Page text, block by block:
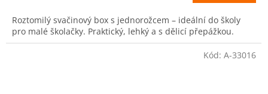
Roztomilý svačinový box s jednorožcem – ideální do školy
pro malé školačky. Praktický, lehký a s dělicí přepážkou.
Kód: A-33016